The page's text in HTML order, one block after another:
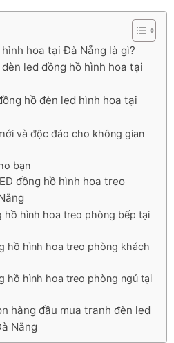
hoa tại Đà Nẵng là gì?
led đồng hồ hình hoa tại
hồ đèn led hình hoa tại
và độc đáo cho không gian
bạn
đồng hồ hình hoa treo
hồ hình hoa treo phòng bếp tại
hồ hình hoa treo phòng khách
hồ hình hoa treo phòng ngủ tại
hàng đầu mua tranh đèn led
Nẵng